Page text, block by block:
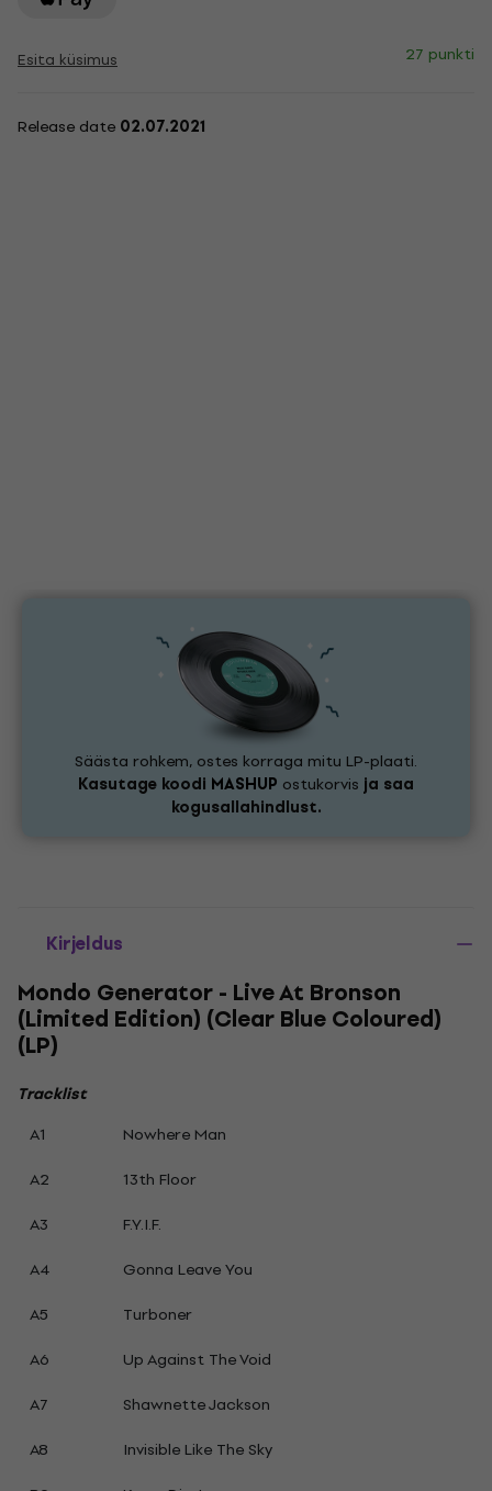
Esita küsimus 27 punkti
Release date 02.07.2021
Säästa rohkem, ostes korraga mitu LP-plaati.
Kasutage koodi MASHUP ostukorvis ja saa
kogusallahindlust.
Kirjeldus
Mondo Generator - Live At Bronson
(Limited Edition) (Clear Blue Coloured)
(LP)
Tracklist
A1
Nowhere Man
A2
13th Floor
A3
F.Y.I.F.
A4
Gonna Leave You
A5
Turboner
A6
Up Against The Void
A7
Shawnette Jackson
A8
Invisible Like The Sky